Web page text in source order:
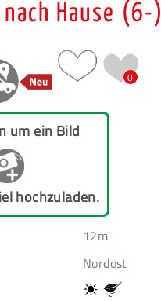
nach Hause (6-)
0
um ein Bild
hochzuladen.
12m
Nordost